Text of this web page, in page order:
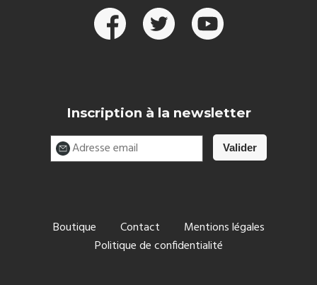
Inscription à la newsletter
Boutique Contact
Mentions légales
Politique de confidentialité